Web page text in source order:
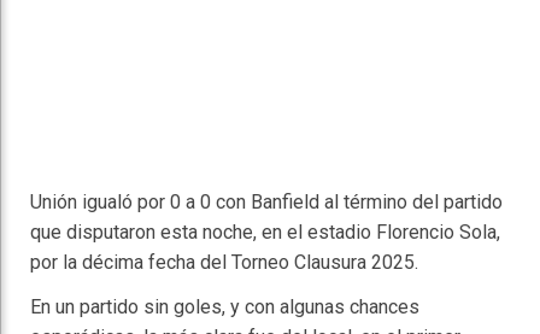
Unión igualó por 0 a 0 con Banfield al término del partido
que disputaron esta noche, en el estadio Florencio Sola,
por la décima fecha del Torneo Clausura 2025.
En un partido sin goles, y con algunas chances